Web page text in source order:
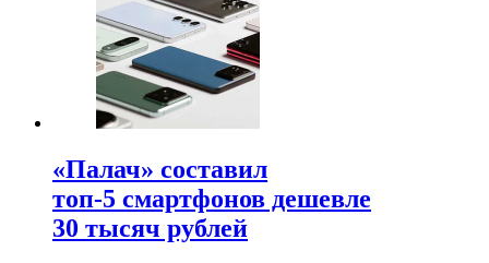
«Палач» составил
топ-5 смартфонов дешевле
30 тысяч рублей